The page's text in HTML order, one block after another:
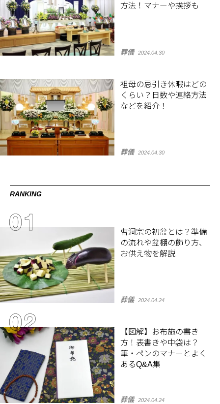
方法！マナーや挨拶も
葬儀 2024.04.30
祖母の忌引き休暇はどの
くらい？日数や連絡方法
などを紹介！
葬儀 2024.04.30
RANKING
曹洞宗の初盆とは？準備
の流れや盆棚の飾り方、
お供え物を解説
葬儀 2024.04.24
【図解】お布施の書き
方！表書きや中袋は？
筆・ペンのマナーとよく
あるQ&A集
葬儀 2024.04.24